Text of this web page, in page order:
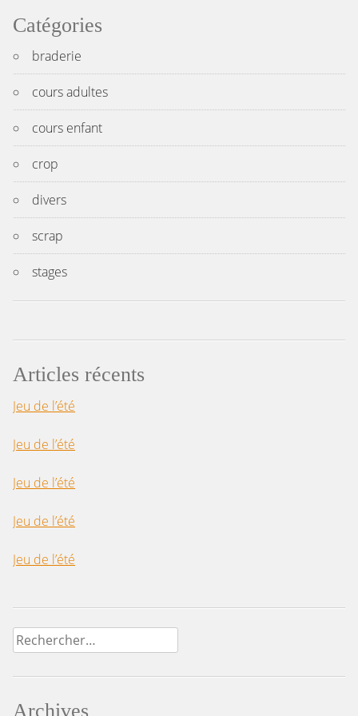
Catégories
braderie
cours adultes
cours enfant
crop
divers
scrap
stages
Articles récents
Jeu de l’été
Jeu de l’été
Jeu de l’été
Jeu de l’été
Jeu de l’été
Rechercher :
Archives